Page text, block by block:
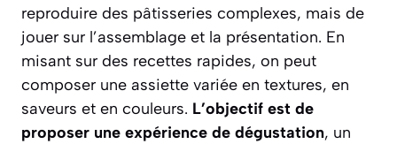
reproduire des pâtisseries complexes, mais de
jouer sur l’assemblage et la présentation. En
misant sur des recettes rapides, on peut
composer une assiette variée en textures, en
saveurs et en couleurs. L’objectif est de
proposer une expérience de dégustation, un